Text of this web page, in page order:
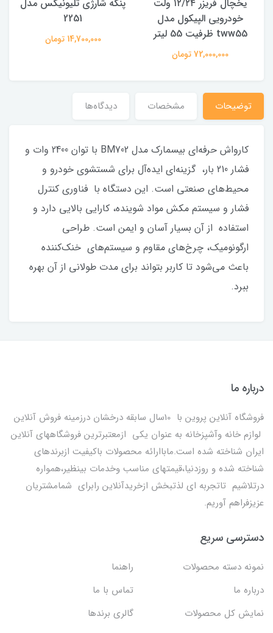
یخچال فریزر ۱۲/۲۴ ولت
خودرویی الپیکول مدل
tww55 ظرفیت 55 لیتر
72,000,000 تومان
پنکه شارژی تلیونیکس مدل
2251
14,700,000 تومان
توضیحات مشخصات دیدگاه‌ها
کارواش حرفه‌ای بیسمارک مدل BM702 با توان 2400 وات و
فشار 210 بار، گزینه‌ای ایده‌آل برای شستشوی خودرو و
محیط‌های صنعتی است. این دستگاه با فناوری کنترل
فشار و سیستم مکش مواد شوینده، کارایی بالایی دارد و
استفاده از آن بسیار آسان و ایمن است. طراحی
ارگونومیک، چرخ‌های مقاوم و سیستم‌های خنک‌کننده
باعث می‌شود تا کاربر بتواند برای مدت طولانی از آن بهره
ببرد.
درباره ما
فروشگاه آنلاین پروین با 10سال سابقه درخشان درزمینه فروش آنلاین
لوازم خانه وآشپزخانه به عنوان یکی ازمعتبرترین فروشگاههای آنلاین
ایران شناخته شده است.ماباارائه محصولات باکیفیت ازبرندهای
شناخته شده و روزدنیا،قیمتهای مناسب وخدمات بینظیر،همواره
درتلاشیم تاتجربه ای لذتبخش ازخریدآنلاین رابرای شمامشتریان
عزیزفراهم آوریم.
دسترسی سریع
نمونه دسته محصولات
راهنما
درباره ما
تماس با ما
نمایش کل محصولات
گالری برندها